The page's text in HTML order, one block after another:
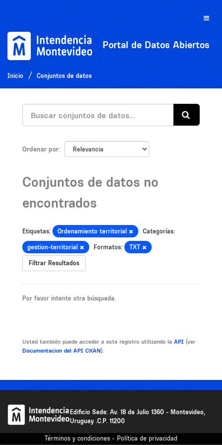
Toggle
Portal de Datos Abiertos
Inicio Conjuntos de datos
Ordenar por
Conjuntos de datos no
encontrados
Etiquetas: Ordenamiento territorial Categorías:
gestion-territorial Formatos: TXT
Filtrar Resultados
Por favor intente otra búsqueda.
Usted también puede acceder a este registro utilizando la API (ver
Documentacion del API CKAN).
Edificio Sede: Av. 18 de Julio 1360 - Montevideo,
Uruguay .C.P. 11200
Términos y condiciones - Política de privacidad